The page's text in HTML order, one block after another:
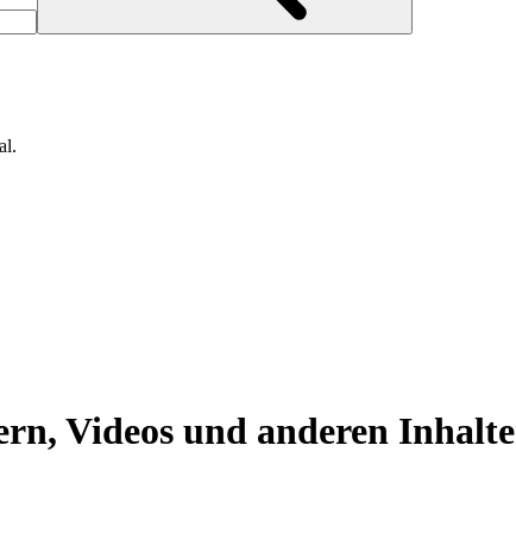
Videos und anderen